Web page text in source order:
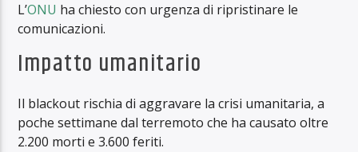
L’ONU ha chiesto con urgenza di ripristinare le
comunicazioni.
Impatto umanitario
Il blackout rischia di aggravare la crisi umanitaria, a
poche settimane dal terremoto che ha causato oltre
2.200 morti e 3.600 feriti.